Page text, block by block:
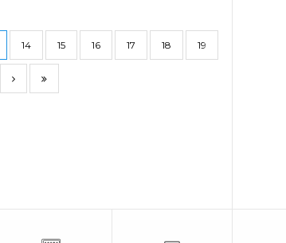
14 15 16 17 18 19